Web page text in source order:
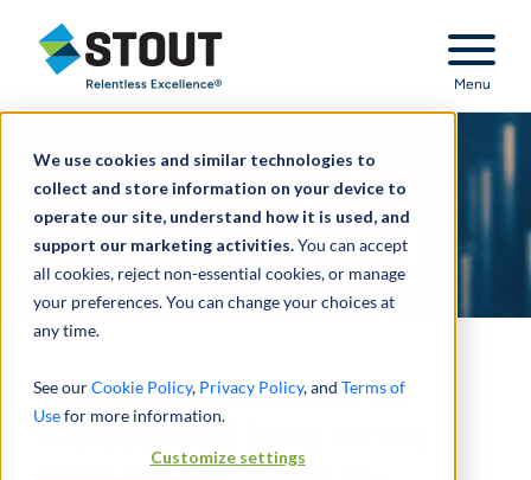
We use cookies and similar technologies to
collect and store information on your device to
operate our site, understand how it is used, and
support our marketing activities.You can accept
all cookies, reject non-essential cookies, or manage
your preferences. You can change your choices at
any time.
See ourCookie Policy, Privacy Policy, and Terms of
Usefor more information.
Customize settings
Stout Relentless Excellence
Menu
Tendances des taux de